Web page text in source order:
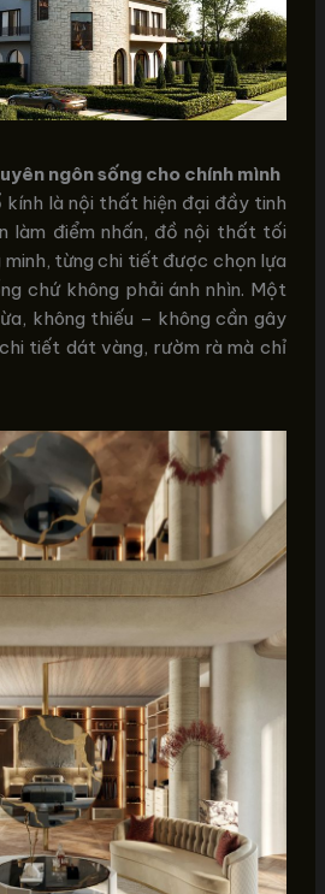
ngôn sống cho chính mình
kính là nội thất hiện đại đầy tinh
làm điểm nhấn, đồ nội thất tối
từng chi tiết được chọn lựa
chứ không phải ánh nhìn. Một
không thiếu – không cần gây
tiết dát vàng, rườm rà mà chỉ